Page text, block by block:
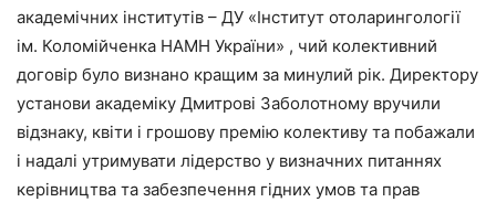
академічних інститутів – ДУ «Інститут отоларингології
ім. Коломійченка НАМН України» , чий колективний
договір було визнано кращим за минулий рік. Директору
установи академіку Дмитрові Заболотному вручили
відзнаку, квіти і грошову премію колективу та побажали
і надалі утримувати лідерство у визначних питаннях
керівництва та забезпечення гідних умов та прав